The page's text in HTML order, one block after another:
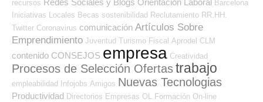
recursos
Barcelona
Iniciativas Locales Becas sostenibilidad Reclutamiento RR.HH.
Twitter Coronavirus comunicación Artículos Sobre
Emprendimiento Juventud Turismo Fiscal Aprodel CLM
contenido CONSEJOS empresa Creatividad
Procesos de Selección Ofertastrabajo
empleabilidad Infojobs Amigos Nuevas Tecnologias
Productividad Directorios Empresas OL
Formación On-line